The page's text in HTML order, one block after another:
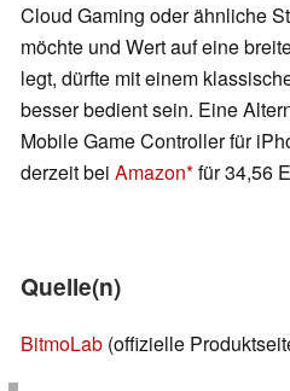
Cloud Gaming oder ähnliche
möchte und Wert auf eine
legt, dürfte mit einem
besser bedient sein. Eine
Mobile Game Controller für
derzeit bei Amazon für 34,56
Quelle(n)
BitmoLab (offizielle